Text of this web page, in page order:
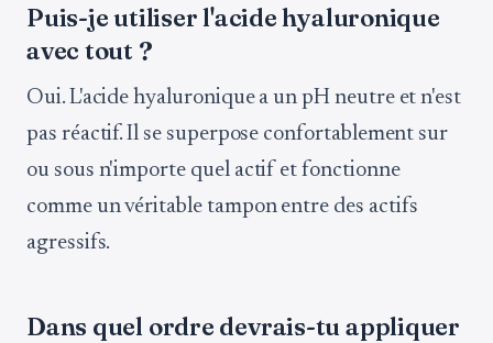
Puis-je utiliser l'acide hyaluronique
avec tout ?
Oui. L'acide hyaluronique a un pH neutre et n'est
pas réactif. Il se superpose confortablement sur
ou sous n'importe quel actif et fonctionne
comme un véritable tampon entre des actifs
agressifs.
Dans quel ordre devrais-tu appliquer